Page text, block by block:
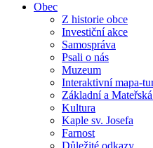
Obec
Z historie obce
Investiční akce
Samospráva
Psali o nás
Muzeum
Interaktivní mapa-
Základní a
Kultura
Kaple sv. Josefa
Farnost
Důležité odkazy